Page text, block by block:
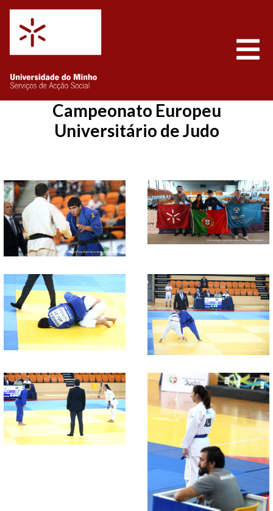
Saltar para o conteúdo
Campeonato Europeu
Universitário de Judo